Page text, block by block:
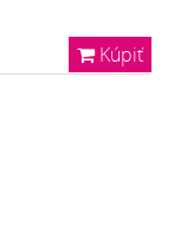
Kúpiť